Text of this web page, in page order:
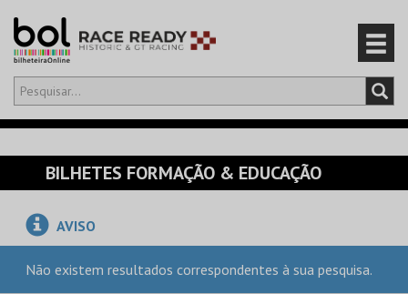
Olá,iniciar sessão
CARRINHO 0
EVENTOS
CARTÕES
BILHETES FORMAÇÃO & EDUCAÇÃO
AVISO
Não existem resultados correspondentes à sua pesquisa.